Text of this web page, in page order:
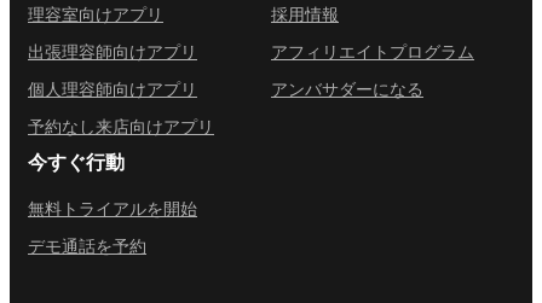
理容室向けアプリ
出張理容師向けアプリ
個人理容師向けアプリ
予約なし来店向けアプリ
採用情報
アフィリエイトプログラム
アンバサダーになる
今すぐ行動
無料トライアルを開始
デモ通話を予約